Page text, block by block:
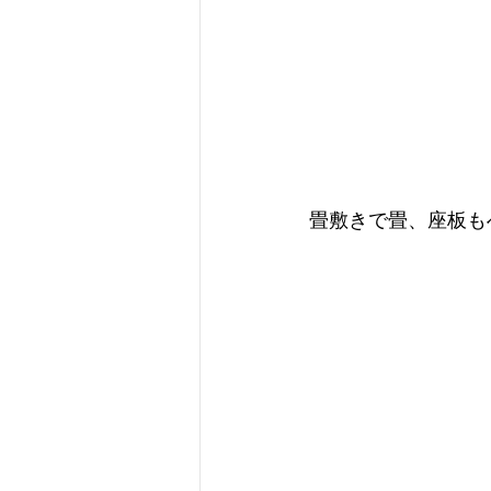
畳敷きで畳、座板も